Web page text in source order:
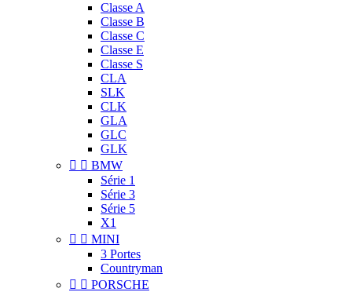
Classe A
Classe B
Classe C
Classe E
Classe S
CLA
SLK
CLK
GLA
GLC
GLK
  BMW
Série 1
Série 3
Série 5
X1
  MINI
3 Portes
Countryman
  PORSCHE